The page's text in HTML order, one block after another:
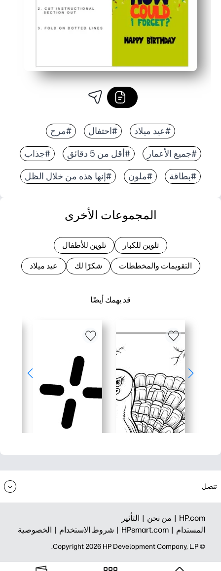
#عيد ميلاد #احتفال #مرح
#جميع الأعمار #أقل من 5 دقائق #جذاب
#بطاقة #ملون #إنها هذه من خلال الظل
قد يهمك أيضًا
المجموعات الأخرى
تلوين للكبار تلوين للأطفال
التقويمات والمخططات شكرًا لك عيد ميلاد
تنصل
HP.com | من نحن | التأثير
المستدام | HPsmart.com | شروط الاستخدام | الخصوصية
© Copyright 2026 HP Development Company, L.P.